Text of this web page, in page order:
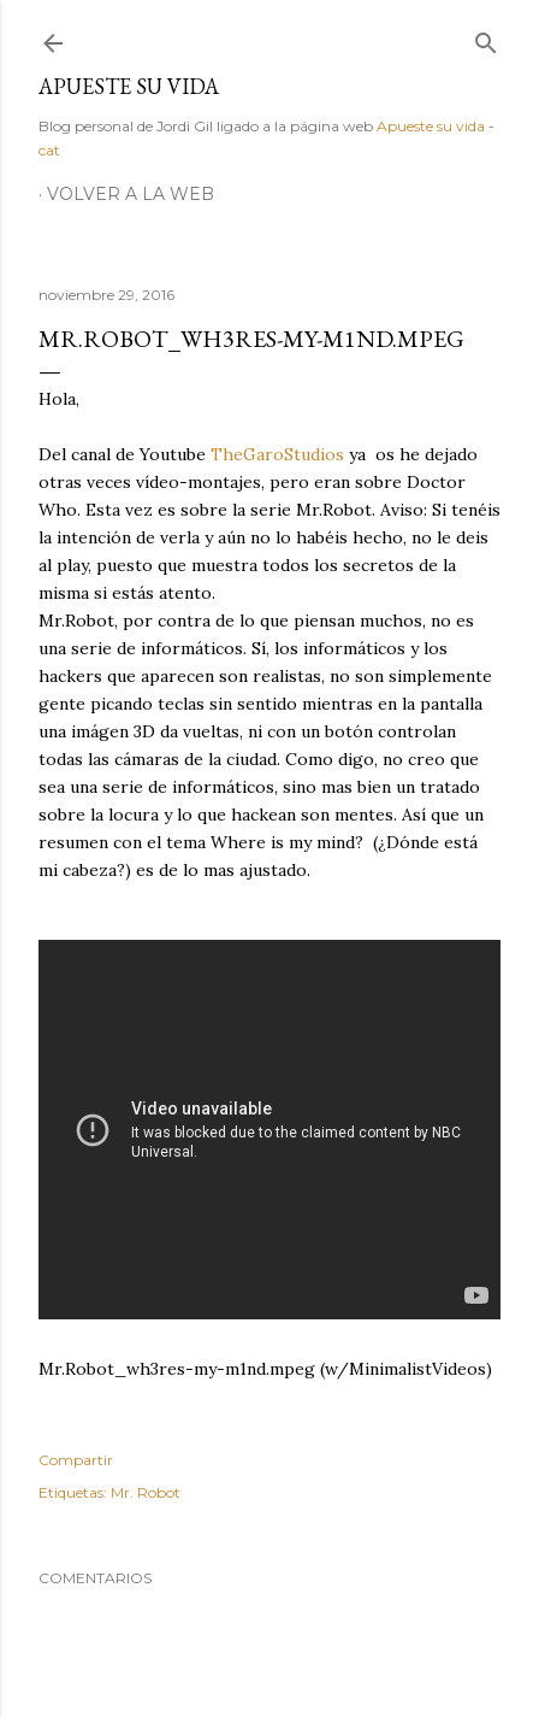
APUESTE SU VIDA
Blog personal de Jordi Gil ligado a la página web Apueste su vida -
cat
VOLVER A LA WEB
noviembre 29, 2016
MR.ROBOT_WH3RES-MY-M1ND.MPEG
Hola,
Del canal de Youtube TheGaroStudios ya os he dejado
otras veces vídeo-montajes, pero eran sobre Doctor
Who. Esta vez es sobre la serie Mr.Robot. Aviso: Si tenéis
la intención de verla y aún no lo habéis hecho, no le deis
al play, puesto que muestra todos los secretos de la
misma si estás atento.
Mr.Robot, por contra de lo que piensan muchos, no es
una serie de informáticos. Sí, los informáticos y los
hackers que aparecen son realistas, no son simplemente
gente picando teclas sin sentido mientras en la pantalla
una imágen 3D da vueltas, ni con un botón controlan
todas las cámaras de la ciudad. Como digo, no creo que
sea una serie de informáticos, sino mas bien un tratado
sobre la locura y lo que hackean son mentes. Así que un
resumen con el tema Where is my mind? (¿Dónde está
mi cabeza?) es de lo mas ajustado.
Mr.Robot_wh3res-my-m1nd.mpeg (w/MinimalistVideos)
Compartir
Etiquetas: Mr. Robot
COMENTARIOS